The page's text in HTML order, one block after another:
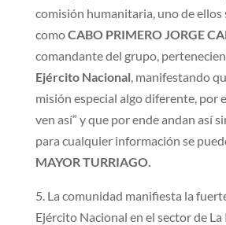
comisión humanitaria, uno de ellos
comoCABO PRIMERO JORGE
comandante del grupo,
Ejército Nacional, manifestando
misión especial algo diferente, por
ven así” y que por ende andan así
para cualquier información se
MAYOR TURRIAGO.
5. La comunidad manifiesta la
Ejército Nacional en el sector de La